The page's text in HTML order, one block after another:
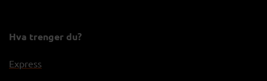
Hva trenger du?
Express